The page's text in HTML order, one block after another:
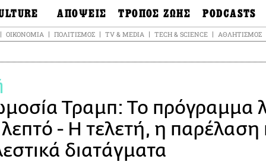
&
ΑΠΟΨΕΙΣ
Ιδέες
Οπτική Γωνία
ΤΡΟΠΟΣ ΖΩΗΣ
Μόδα & Στυλ
Υγεία & Σώμα
Living
Urban
Αγορά
PODCASTS
Σκληρές Αλήθειες
OnDemand
Ψυχή & Σώμα
Άκου την
ΟΙΚΟΝΟΜΊΑ ΠΟΛΙΤΙΣΜΌΣ TV & MEDIA TECH & SCIENCE ΑΘΛΗΤΙΣΜΌΣ
Τραμπ: Το πρόγραμμα
- Η τελετή, η παρέλαση
διατάγματα